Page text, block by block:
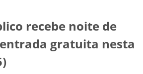
recebe noite de
gratuita nesta